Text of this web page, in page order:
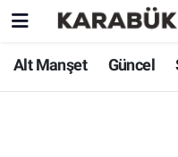
Alt Manşet Güncel